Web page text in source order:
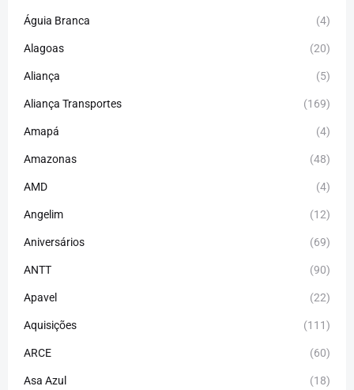
Águia Branca (4)
Alagoas (20)
Aliança (5)
Aliança Transportes (169)
Amapá (4)
Amazonas (48)
AMD (4)
Angelim (12)
Aniversários (69)
ANTT (90)
Apavel (22)
Aquisições (111)
ARCE (60)
Asa Azul (18)